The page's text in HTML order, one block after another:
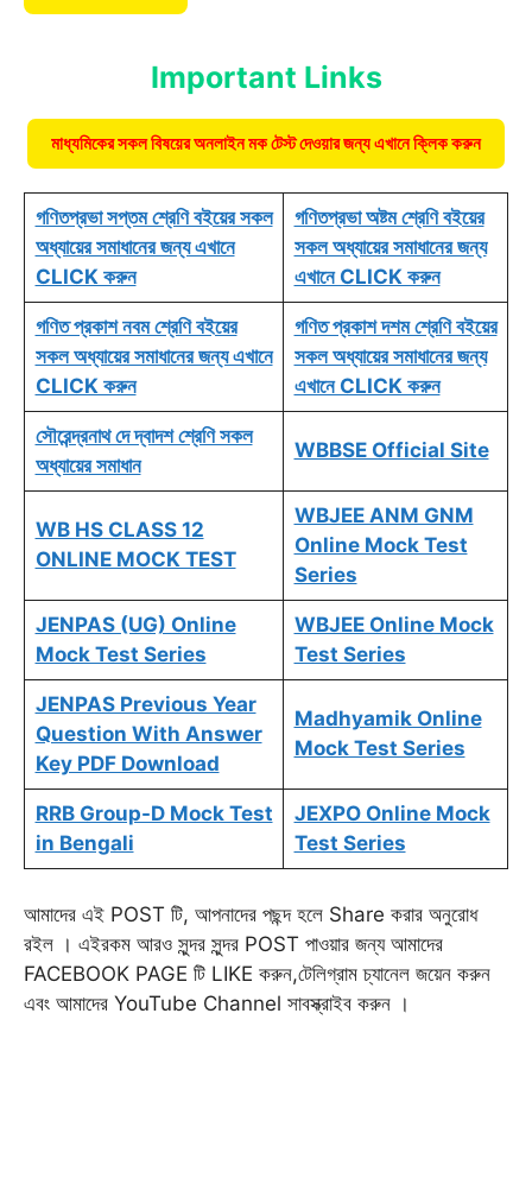
Important Links
মাধ্যমিকের সকল বিষয়ের অনলাইন মক টেস্ট দেওয়ার জন্য এখানে ক্লিক করুন
গণিতপ্রভা সপ্তম শ্রেণি বইয়ের সকল
অধ্যায়ের সমাধানের জন্য এখানে
CLICK করুন
গণিতপ্রভা অষ্টম শ্রেণি বইয়ের
সকল অধ্যায়ের সমাধানের জন্য
এখানে CLICK করুন
গণিত প্রকাশ নবম শ্রেণি বইয়ের
সকল অধ্যায়ের সমাধানের জন্য এখানে
CLICK করুন
গণিত প্রকাশ দশম শ্রেণি বইয়ের
সকল অধ্যায়ের সমাধানের জন্য
এখানে CLICK করুন
সৌরেন্দ্রনাথ দে দ্বাদশ শ্রেণি সকল
অধ্যায়ের সমাধান
WBBSE Official Site
WB HS CLASS 12
ONLINE MOCK TEST
WBJEE ANM GNM
Online Mock Test
Series
JENPAS (UG) Online
Mock Test Series
WBJEE Online Mock
Test Series
JENPAS Previous Year
Question With Answer
Key PDF Download
Madhyamik Online
Mock Test Series
RRB Group-D Mock Test
in Bengali
JEXPO Online Mock
Test Series
আমাদের এই POST টি, আপনাদের পছন্দ হলে Share করার অনুরোধ
রইল । এইরকম আরও সুন্দর সুন্দর POST পাওয়ার জন্য আমাদের
FACEBOOK PAGE টি LIKE করুন,টেলিগ্রাম চ্যানেল জয়েন করুন
এবং আমাদের YouTube Channel সাবস্ক্রাইব করুন ।